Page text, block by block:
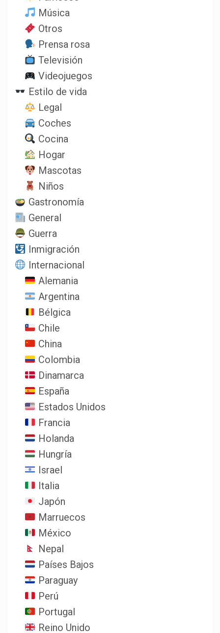
Música
Otros
Prensa rosa
Televisión
Videojuegos
Estilo de vida
Legal
Coches
Cocina
Hogar
Mascotas
Niños
Gastronomía
General
Guerra
Inmigración
Internacional
Alemania
Argentina
Bélgica
Chile
China
Colombia
Dinamarca
España
Estados Unidos
Francia
Holanda
Hungría
Israel
Italia
Japón
Marruecos
México
Nepal
Países Bajos
Paraguay
Perú
Portugal
Reino Unido